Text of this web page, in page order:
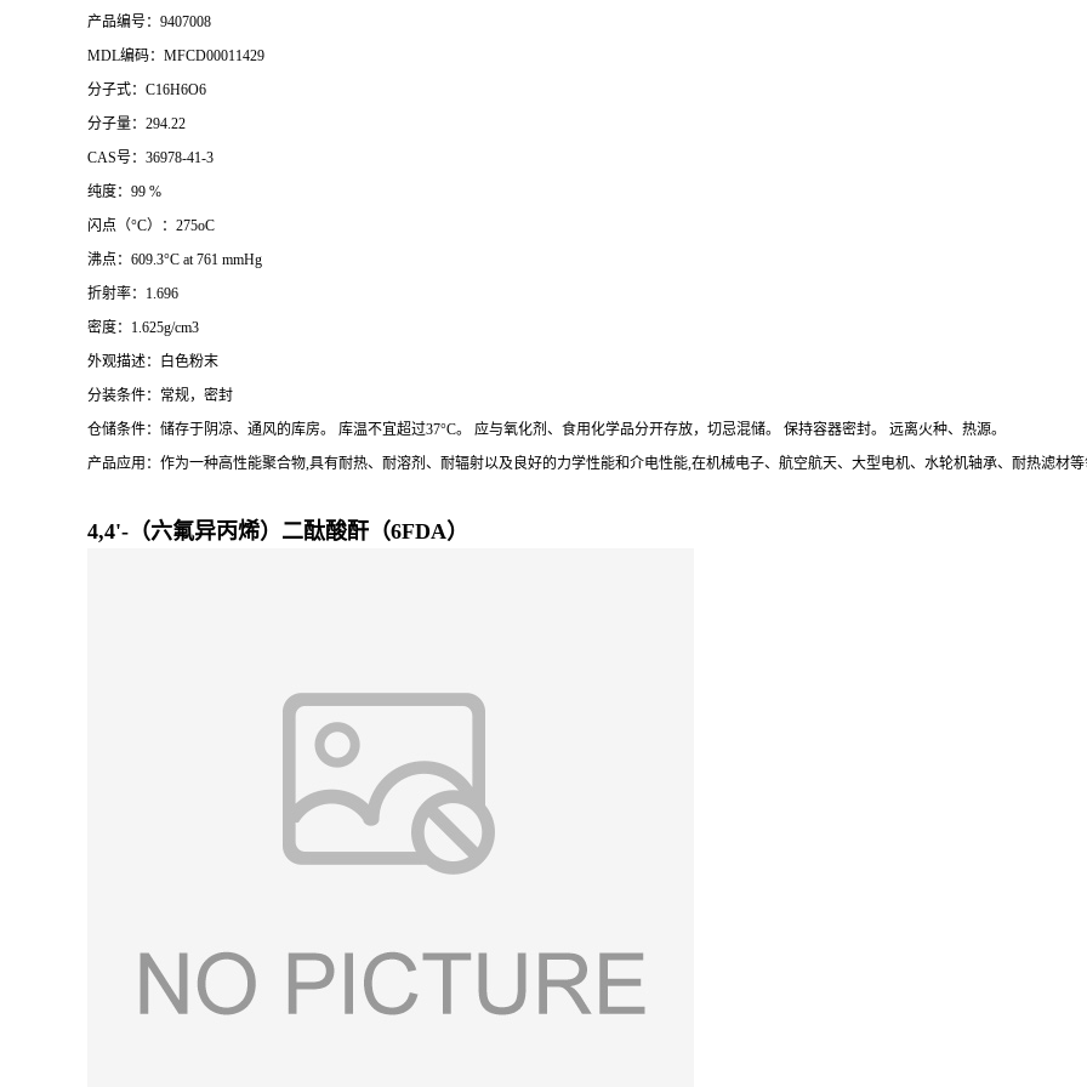
产品编号：9407008
MDL编码：MFCD00011429
分子式：C16H6O6
分子量：294.22
CAS号：36978-41-3
纯度：99 %
闪点（°C）：275oC
沸点：609.3°C at 761 mmHg
折射率：1.696
密度：1.625g/cm3
外观描述：白色粉末
分装条件：常规，密封
仓储条件：储存于阴凉、通风的库房。 库温不宜超过37°C。 应与氧化剂、食用化学品分开存放，切忌混储。 保持容器密封。 远离火种、热源。
产品应用： 作为一种高性能聚合物,具有耐热、耐溶剂、耐辐射以及良好的力学性能和介电性能,在机械电子、航空航天、大型电机、水轮机轴承、耐热滤材等
4,4'-（六氟异丙烯）二酞酸酐（6FDA）